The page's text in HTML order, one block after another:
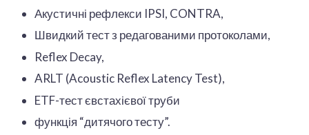
Акустичні рефлекси IPSI, CONTRA,
Швидкий тест з редагованими протоколами,
Reflex Decay,
ARLT (Acoustic Reflex Latency Test),
ETF-тест євстахієвої труби
функція “дитячого тесту”.